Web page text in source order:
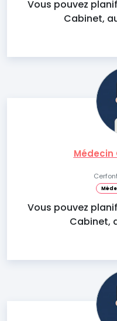
Vous pouvez
Cabinet,
Médecin
Vous pouvez
Cabinet,